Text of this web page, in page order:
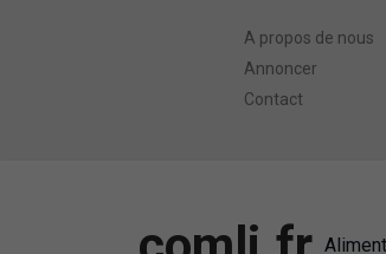
A propos de nous
Annoncer
Contact